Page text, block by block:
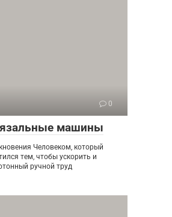
0
машины
Человеком, который
тем, чтобы ускорить и
ручной труд